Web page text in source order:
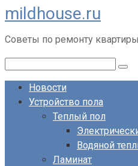
Перейти
к
контенту
mildhouse.ru
Советы по ремонту
Новости
Устройство пола
Теплый пол
Водяной
Ламинат